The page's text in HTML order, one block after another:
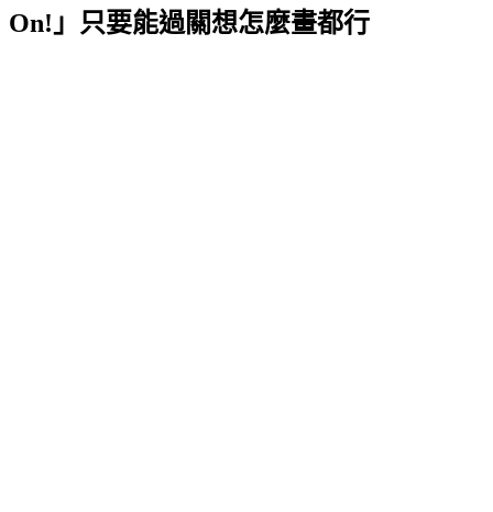
On!」只要能過關想怎麼畫都行